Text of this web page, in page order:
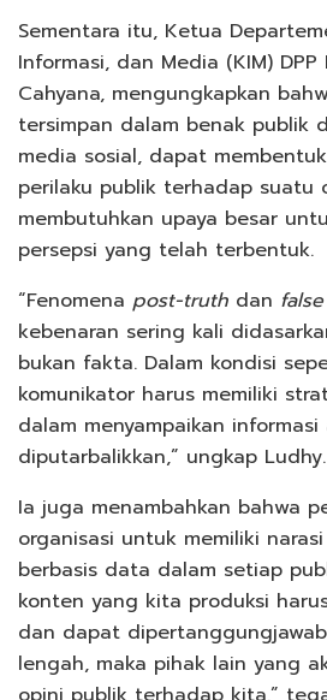
Sementara itu, Ketua
Informasi, dan Media (KIM) DPP
Cahyana, mengungkapkan
tersimpan dalam benak publik
media sosial, dapat
perilaku publik terhadap suatu
membutuhkan upaya besar
persepsi yang telah terbentuk.
“Fenomena post-truth dan
kebenaran sering kali
bukan fakta. Dalam kondisi
komunikator harus memiliki
dalam menyampaikan
diputarbalikkan,” ungkap Ludhy.
Ia juga menambahkan bahwa
organisasi untuk memiliki
berbasis data dalam setiap
konten yang kita produksi
dan dapat
lengah, maka pihak lain yang